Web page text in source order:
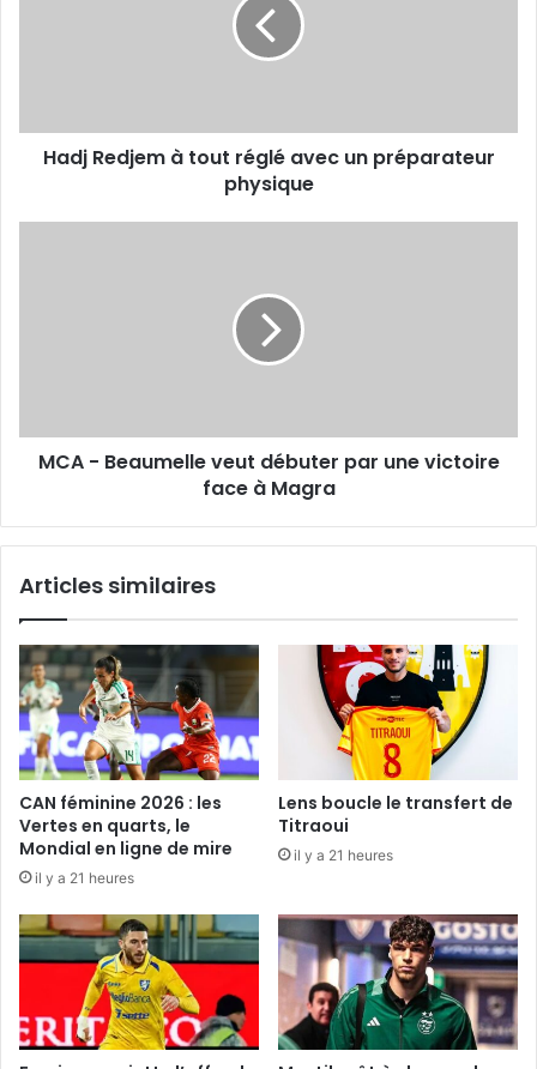
physique
Hadj Redjem à tout réglé avec un préparateur
physique
face
MCA - Beaumelle veut débuter par une victoire
face à Magra
Articles similaires
CAN féminine 2026 : les
Vertes en quarts, le
Mondial en ligne de mire
il y a 21 heures
Lens boucle le transfert de
Titraoui
il y a 21 heures